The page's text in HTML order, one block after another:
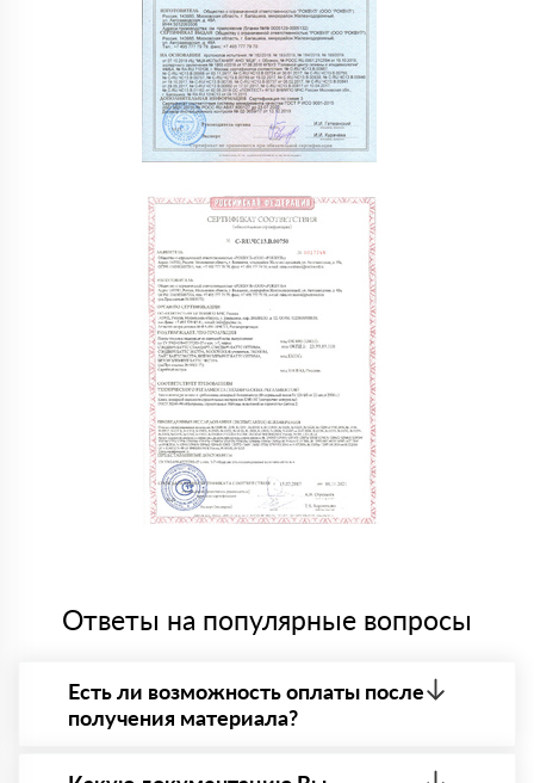
Ответы на популярные вопросы
Есть ли возможность оплаты после
получения материала?
- оплата по факту получения товара. При этом,